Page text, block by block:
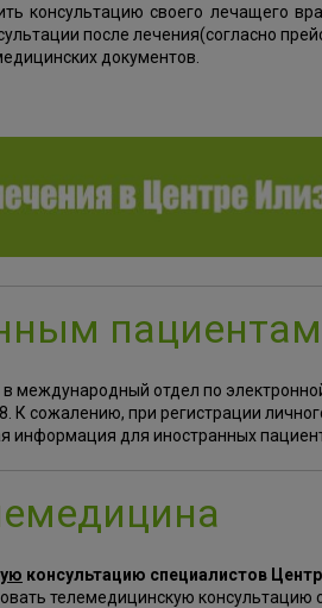
консультацию своего лечащего
после лечения(согласно
документов.
международный отдел по
К сожалению, при регистрации
информация для иностранных
консультацию специалистов
телемедицинскую